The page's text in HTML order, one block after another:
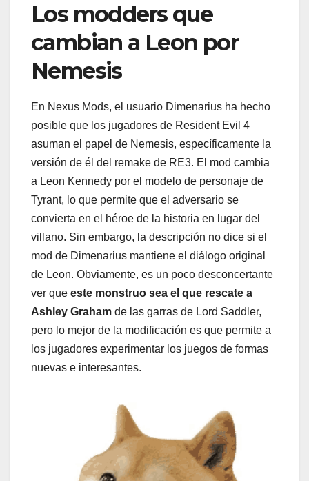
Los modders que
cambian a Leon por
Nemesis
En Nexus Mods, el usuario Dimenarius ha hecho
posible que los jugadores de Resident Evil 4
asuman el papel de Nemesis, específicamente la
versión de él del remake de RE3. El mod cambia
a Leon Kennedy por el modelo de personaje de
Tyrant, lo que permite que el adversario se
convierta en el héroe de la historia en lugar del
villano. Sin embargo, la descripción no dice si el
mod de Dimenarius mantiene el diálogo original
de Leon. Obviamente, es un poco desconcertante
ver que este monstruo sea el que rescate a
Ashley Graham de las garras de Lord Saddler,
pero lo mejor de la modificación es que permite a
los jugadores experimentar los juegos de formas
nuevas e interesantes.